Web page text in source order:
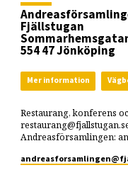
Fjällstugan
554 47 Jönköping
Mer information
Restaurang, konferens
Andreasförsamlingen: